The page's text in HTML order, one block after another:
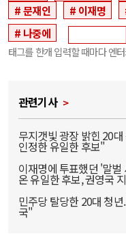
문재인
이재명
나중에
태그를 한개 입력할 때마다 엔
관련기사
무지갯빛 광장 밝힌 20
인정한 유일한 후보"
이재명에 투표했던 '말
온 유일한 후보, 권영국
민주당 탈당한 20대 청
국"